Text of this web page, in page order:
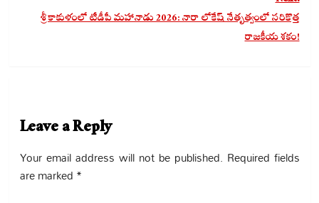
శ్రీకాకుళంలో టీడీపీ మహానాడు 2026: నారా లోకేష్ నేతృత్వంలో సరికొత్త
రాజకీయ శకం!
Leave a Reply
Your email address will not be published. Required fields
are marked *